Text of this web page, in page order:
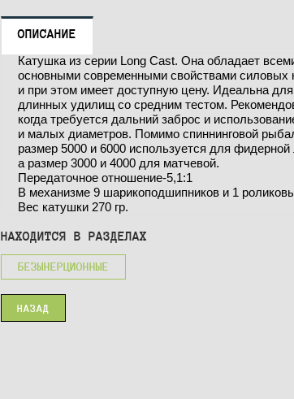
ОПИСАНИЕ
Катушка из серии Long Cast. Она обладает
основными современными свойствами силовых
и при этом имеет доступную цену. Идеальна
длинных удилищ со средним тестом.
когда требуется дальний заброс и
и малых диаметров. Помимо спиннинговой
размер 5000 и 6000 используется для фидерной
а размер 3000 и 4000 для матчевой.
Передаточное отношение-5,1:1
В механизме 9 шарикоподшипников и 1
Вес катушки 270 гр.
НАХОДИТСЯ В РАЗДЕЛАХ
БЕЗЫНЕРЦИОННЫЕ
НАЗАД